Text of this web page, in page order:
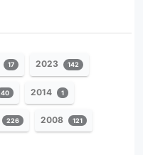
17 2023 142
40 2014 1
226 2008 121